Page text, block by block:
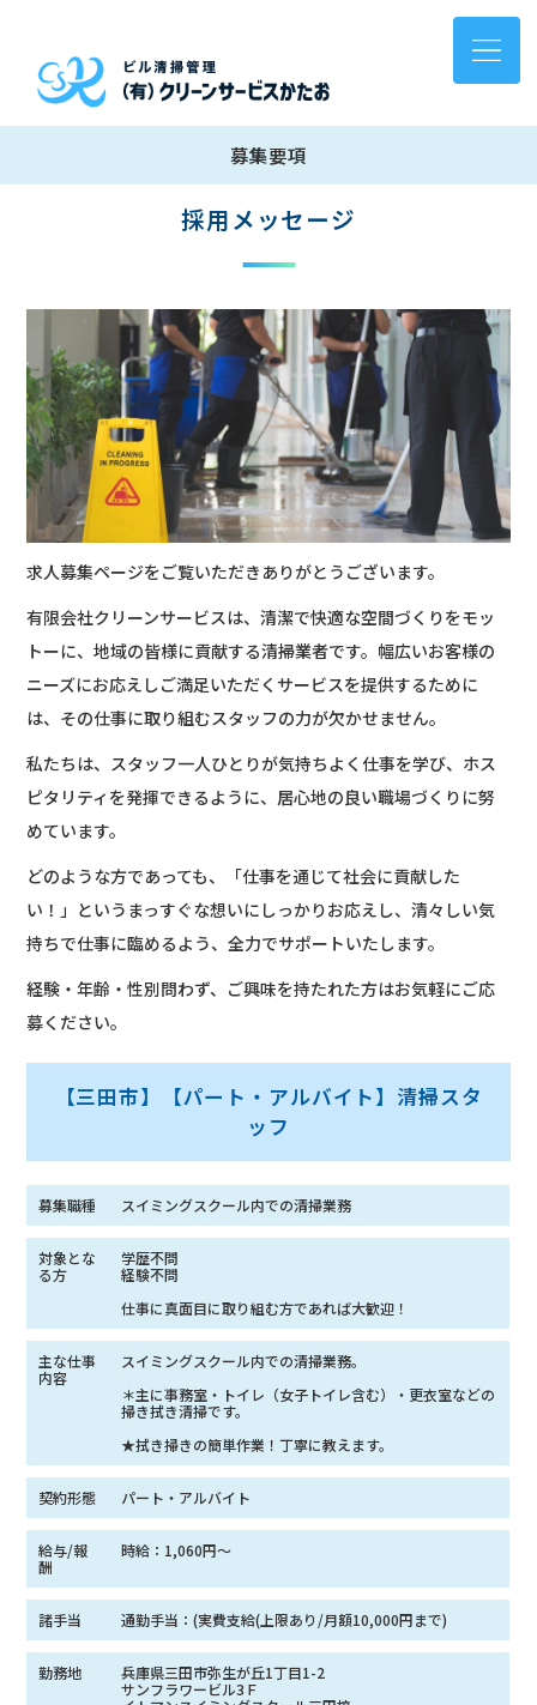
募集要項
採用メッセージ
求人募集ページをご覧いただきありがとうございます。
有限会社クリーンサービスは、清潔で快適な空間づくりをモッ
トーに、地域の皆様に貢献する清掃業者です。幅広いお客様の
ニーズにお応えしご満足いただくサービスを提供するために
は、その仕事に取り組むスタッフの力が欠かせません。
私たちは、スタッフ一人ひとりが気持ちよく仕事を学び、ホス
ピタリティを発揮できるように、居心地の良い職場づくりに努
めています。
どのような方であっても、「仕事を通じて社会に貢献した
い！」というまっすぐな想いにしっかりお応えし、清々しい気
持ちで仕事に臨めるよう、全力でサポートいたします。
経験・年齢・性別問わず、ご興味を持たれた方はお気軽にご応
募ください。
【三田市】【パート・アルバイト】清掃スタ
ッフ
募集職種 スイミングスクール内での清掃業務
対象とな
る方
学歴不問
経験不問
仕事に真面目に取り組む方であれば大歓迎！
主な仕事
内容
スイミングスクール内での清掃業務。
＊主に事務室・トイレ（女子トイレ含む）・更衣室などの
掃き拭き清掃です。
★拭き掃きの簡単作業！丁寧に教えます。
契約形態 パート・アルバイト
給与/報
酬
時給：1,060円〜
諸手当 通勤手当：(実費支給(上限あり/月額10,000円まで)
勤務地
兵庫県三田市弥生が丘1丁目1-2
サンフラワービル3Ｆ